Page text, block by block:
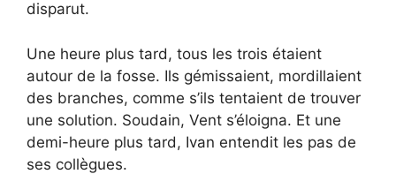
disparut.
Une heure plus tard, tous les trois étaient
autour de la fosse. Ils gémissaient, mordillaient
des branches, comme s’ils tentaient de trouver
une solution. Soudain, Vent s’éloigna. Et une
demi-heure plus tard, Ivan entendit les pas de
ses collègues.